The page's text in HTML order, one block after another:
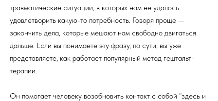
травматические ситуации, в которых нам не удалось
удовлетворить какую-то потребность. Говоря проще —
закончить дела, которые мешают нам свободно двигаться
дальше. Если вы понимаете эту фразу, по сути, вы уже
представляете, как работает популярный метод гештальт-
терапии.
Он помогает человеку возобновить контакт с собой “здесь и